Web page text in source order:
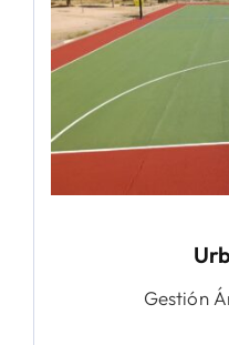
Gestión